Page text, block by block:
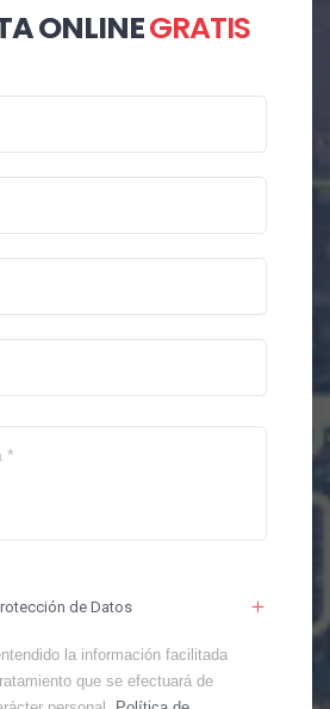
ONLINEGRATIS
de Datos
la información facilitada
que se efectuará de